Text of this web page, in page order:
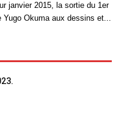
janvier 2015, la sortie du 1er
Okuma aux dessins et...